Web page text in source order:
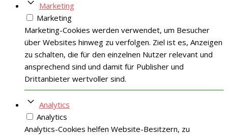
Marketing
Marketing
Marketing-Cookies werden verwendet, um Besucher
über Websites hinweg zu verfolgen. Ziel ist es, Anzeigen
zu schalten, die für den einzelnen Nutzer relevant und
ansprechend sind und damit für Publisher und
Drittanbieter wertvoller sind.
Analytics
Analytics
Analytics-Cookies helfen Website-Besitzern, zu